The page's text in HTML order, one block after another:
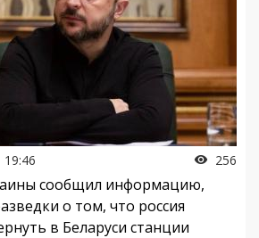
19:46 256
сообщил информацию,
о том, что россия
в Беларуси станции